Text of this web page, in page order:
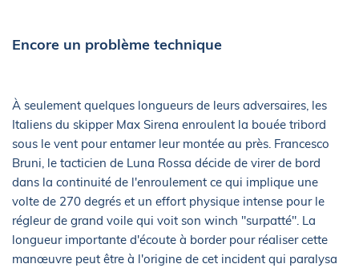
Encore un problème technique
À seulement quelques longueurs de leurs adversaires, les
Italiens du skipper Max Sirena enroulent la bouée tribord
sous le vent pour entamer leur montée au près. Francesco
Bruni, le tacticien de Luna Rossa décide de virer de bord
dans la continuité de l'enroulement ce qui implique une
volte de 270 degrés et un effort physique intense pour le
régleur de grand voile qui voit son winch "surpatté". La
longueur importante d'écoute à border pour réaliser cette
manœuvre peut être à l'origine de cet incident qui paralysa